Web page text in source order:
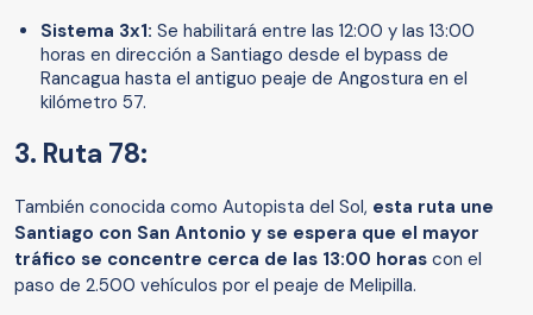
Sistema 3x1: Se habilitará entre las 12:00 y las 13:00
horas en dirección a Santiago desde el bypass de
Rancagua hasta el antiguo peaje de Angostura en el
kilómetro 57.
3. Ruta 78:
También conocida como Autopista del Sol, esta ruta une
Santiago con San Antonio y se espera que el mayor
tráfico se concentre cerca de las 13:00 horas con el
paso de 2.500 vehículos por el peaje de Melipilla.